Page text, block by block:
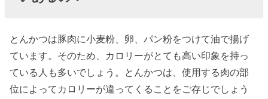
質量はどれく
› 糖質制限中に
食べたい、糖
質オフのとん
とんかつは豚肉に小麦粉、卵、パン粉をつけて油で揚げ
ています。そのため、カロリーがとても高い印象を持っ
ている人も多いでしょう。とんかつは、使用する肉の部
位によってカロリーが違ってくることをご存じでしょう